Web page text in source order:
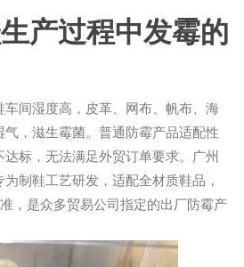
产过程中发霉的
间湿度高，皮革、网布、帆布、海
，滋生霉菌。普通防霉产品适配性
标，无法满足外贸订单要求。广州
制鞋工艺研发，适配全材质鞋品，
准，是众多贸易公司指定的出厂防霉产